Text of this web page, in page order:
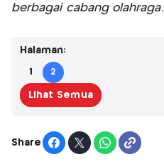
berbagai cabang olahraga.
Halaman:
1 2
Lihat Semua
Share